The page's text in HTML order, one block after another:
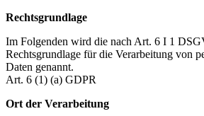
Rechtsgrundlage
Im Folgenden wird die nach Art. 6 I 1
Rechtsgrundlage für die Verarbeitung von
Daten genannt.
Art. 6 (1) (a) GDPR
Ort der Verarbeitung